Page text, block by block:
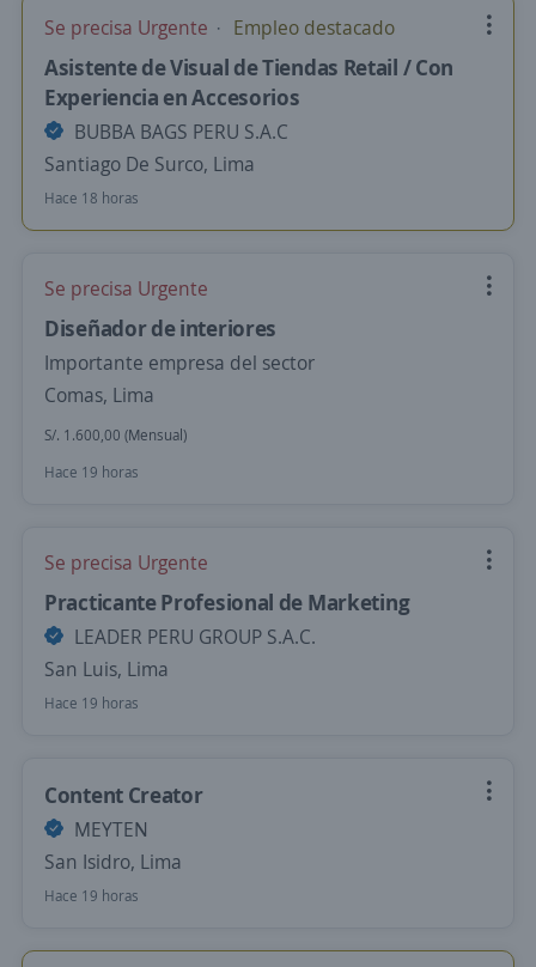
Se precisa Urgente Empleo destacado
Asistente de Visual de Tiendas Retail / Con
Experiencia en Accesorios
BUBBA BAGS PERU S.A.C
Santiago De Surco, Lima
Hace 18 horas
Se precisa Urgente
Diseñador de interiores
Importante empresa del sector
Comas, Lima
S/. 1.600,00 (Mensual)
Hace 19 horas
Se precisa Urgente
Practicante Profesional de Marketing
LEADER PERU GROUP S.A.C.
San Luis, Lima
Hace 19 horas
Content Creator
MEYTEN
San Isidro, Lima
Hace 19 horas